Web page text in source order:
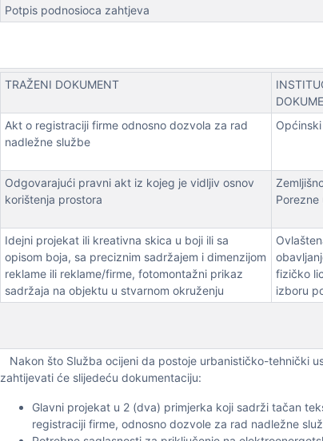
Potpis podnosioca zahtjeva
TRAŽENI DOKUMENT
Akt o registraciji firme odnosno dozvola za rad
nadležne službe
Odgovarajući pravni akt iz kojeg je vidljiv osnov
korištenja prostora
Porezne
Idejni projekat ili kreativna skica u boji ili sa
opisom boja, sa preciznim sadržajem i dimenzijom
reklame ili reklame/firme, fotomontažni prikaz
sadržaja na objektu u stvarnom okruženju
fizičko
izboru
Nakon što Služba ocijeni da postoje urbanističko-tehnički
zahtijevati će slijedeću dokumentaciju:
Glavni projekat u 2 (dva) primjerka koji sadrži tačan
registraciji firme, odnosno dozvole za rad nadležne